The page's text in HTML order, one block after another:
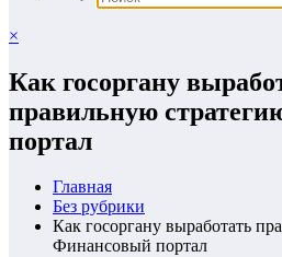
×
Как госоргану
правильную
портал
Главная
Без рубрики
Как госоргану выработать
Финансовый портал